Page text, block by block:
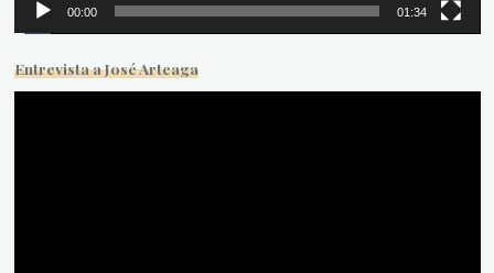
00:00 01:34
Entrevista a José Arteaga